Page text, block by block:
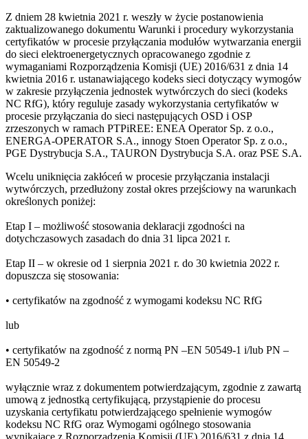
Z dniem 28 kwietnia 2021 r. weszły w życie postanowienia
zaktualizowanego dokumentu Warunki i procedury wykorzystania
certyfikatów w procesie przyłączania modułów wytwarzania energii
do sieci elektroenergetycznych opracowanego zgodnie z
wymaganiami Rozporządzenia Komisji (UE) 2016/631 z dnia 14
kwietnia 2016 r. ustanawiającego kodeks sieci dotyczący wymogów
w zakresie przyłączenia jednostek wytwórczych do sieci (kodeks
NC RfG), który reguluje zasady wykorzystania certyfikatów w
procesie przyłączania do sieci następujących OSD i OSP
zrzeszonych w ramach PTPiREE: ENEA Operator Sp. z o.o.,
ENERGA-OPERATOR S.A., innogy Stoen Operator Sp. z o.o.,
PGE Dystrybucja S.A., TAURON Dystrybucja S.A. oraz PSE S.A.
Wcelu uniknięcia zakłóceń w procesie przyłączania instalacji
wytwórczych, przedłużony został okres przejściowy na warunkach
określonych poniżej:
Etap I – możliwość stosowania deklaracji zgodności na
dotychczasowych zasadach do dnia 31 lipca 2021 r.
Etap II – w okresie od 1 sierpnia 2021 r. do 30 kwietnia 2022 r.
dopuszcza się stosowania:
• certyfikatów na zgodność z wymogami kodeksu NC RfG
lub
• certyfikatów na zgodność z normą PN –EN 50549-1 i/lub PN –
EN 50549-2
wyłącznie wraz z dokumentem potwierdzającym, zgodnie z zawartą
umową z jednostką certyfikującą, przystąpienie do procesu
uzyskania certyfikatu potwierdzającego spełnienie wymogów
kodeksu NC RfG oraz Wymogami ogólnego stosowania
wynikające z Rozporządzenia Komisji (UE) 2016/631 z dnia 14